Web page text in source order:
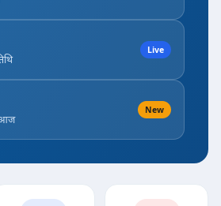
Live
आज
New